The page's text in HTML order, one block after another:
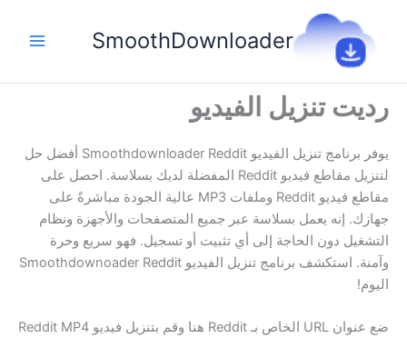
المحتوى
SmoothDownloader
رديت تنزيل الفيديو
يوفر برنامج تنزيل الفيديو Smoothdownloader Reddit أفضل حل
لتنزيل مقاطع فيديو Reddit المفضلة لديك بسلاسة. احصل على
مقاطع فيديو Reddit وملفات MP3 عالية الجودة مباشرةً على
جهازك. إنه يعمل بسلاسة عبر جميع المتصفحات والأجهزة ونظام
التشغيل دون الحاجة إلى أي تثبيت أو تسجيل. فهو سريع وحرة
وآمنة. استكشف برنامج تنزيل الفيديو Smoothdownoader Reddit
اليوم!
ضع عنوان URL الخاص بـ Reddit هنا وقم بتنزيل فيديو Reddit MP4